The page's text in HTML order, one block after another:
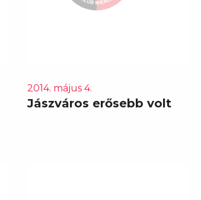
2014. május 4.
Jászváros erősebb volt